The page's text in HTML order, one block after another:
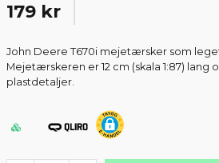
179 kr
John Deere T670i mejetærsker som
Mejetærskeren er 12 cm (skala 1:87) lang
plastdetaljer.